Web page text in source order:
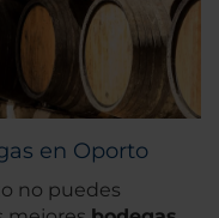
en Oporto
no puedes